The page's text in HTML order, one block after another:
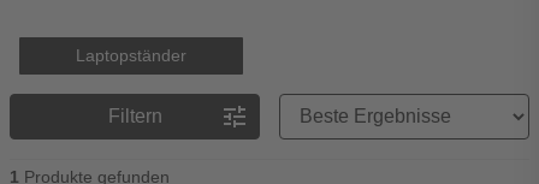
Laptopständer
Filtern tune
Preisreihenfolge
1 Produkte gefunden